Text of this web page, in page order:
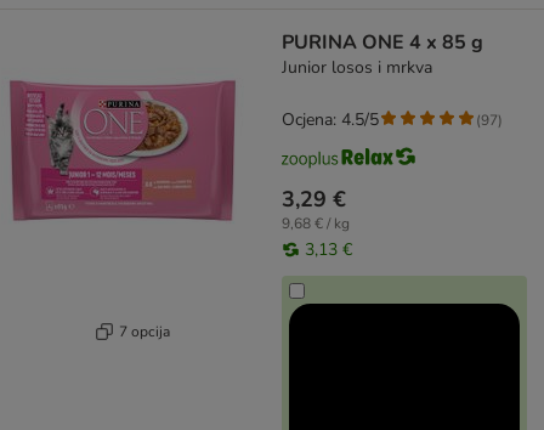
7 opcija
PURINA ONE 4 x 85 g
Junior losos i mrkva
3,29 €
9,68 € / kg
3,13 €
Ocjena: 4.5/5 (97)